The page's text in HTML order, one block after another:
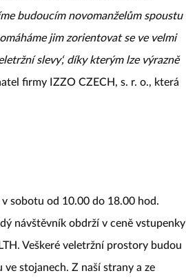
budoucím novomanželům spoustu
jim zorientovat se ve velmi
slevy‘, díky kterým lze výrazně
firmy IZZO CZECH, s. r. o., která
sobotu od 10.00 do 18.00 hod.
návštěvník obdrží v ceně vstupenky
Veškeré veletržní prostory budou
stojanech. Z naší strany a ze